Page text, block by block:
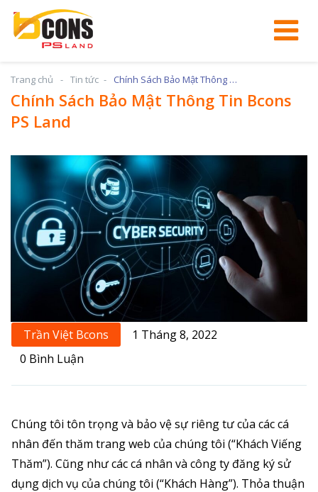
Trang chủ Tin tức Chính Sách Bảo Mật Thông Tin Bcons PS Land
Chính Sách Bảo Mật Thông Tin Bcons
PS Land
Trần Việt Bcons
1 Tháng 8, 2022
0 Bình Luận
Chúng tôi tôn trọng và bảo vệ sự riêng tư của các cá
nhân đến thăm trang web của chúng tôi (“Khách Viếng
Thăm”). Cũng như các cá nhân và công ty đăng ký sử
dụng dịch vụ của chúng tôi (“Khách Hàng”). Thỏa thuận